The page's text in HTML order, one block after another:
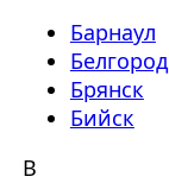
Барнаул
Белгород
Брянск
Бийск
В